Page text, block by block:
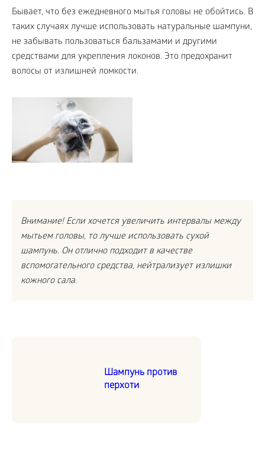
Бывает, что без ежедневного мытья головы не обойтись. В
таких случаях лучше использовать натуральные шампуни,
не забывать пользоваться бальзамами и другими
средствами для укрепления локонов. Это предохранит
волосы от излишней ломкости.
Внимание! Если хочется увеличить интервалы между
мытьем головы, то лучше использовать сухой
шампунь. Он отлично подходит в качестве
вспомогательного средства, нейтрализует излишки
кожного сала.
Шампунь против
перхоти